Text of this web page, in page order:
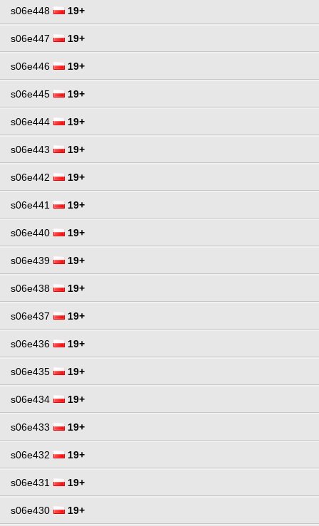
s06e448 19+
s06e447 19+
s06e446 19+
s06e445 19+
s06e444 19+
s06e443 19+
s06e442 19+
s06e441 19+
s06e440 19+
s06e439 19+
s06e438 19+
s06e437 19+
s06e436 19+
s06e435 19+
s06e434 19+
s06e433 19+
s06e432 19+
s06e431 19+
s06e430 19+